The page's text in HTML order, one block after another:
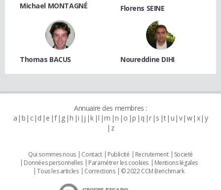
Michael MONTAGNÉ Florens SEINE
Thomas BACUS Noureddine DIHI
Annuaire des membres :
a b c d e f g h i j k l m n o p q r s t u v w x y
z
Qui sommes nous Contact Publicité Recrutement
Societé
Données personnelles
Paramétrer les cookies
Mentions légales
Tous les articles
Corrections © 2022 CCM Benchmark